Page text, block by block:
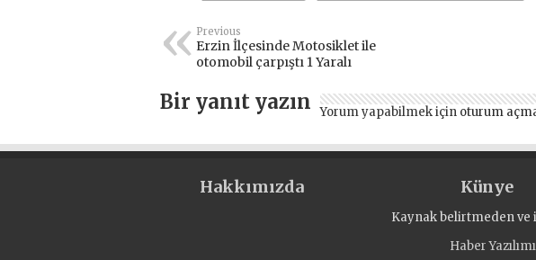
Previous
Erzin İlçesinde Motosiklet ile
otomobil çarpıştı 1 Yaralı
Bir yanıt yazın Yorum yapabilmek için oturum
Hakkımızda Künye
Kaynak belirtmeden ve
Haber Yazılımı